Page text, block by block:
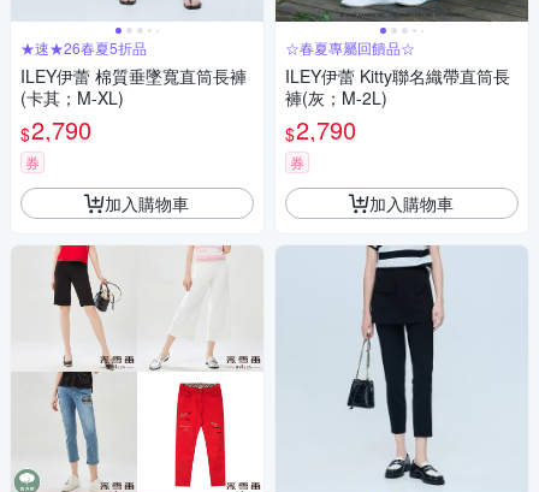
★速★26春夏5折品
ILEY伊蕾 棉質垂墜寬直筒長褲
(卡其；M-XL)
$2,790
券
加入購物車
☆春夏專屬回饋品☆
ILEY伊蕾 Kitty聯名織帶直筒長
褲(灰；M-2L)
$2,790
券
加入購物車